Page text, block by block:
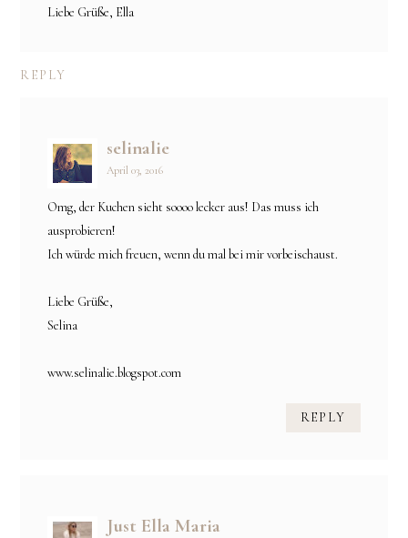
Liebe Grüße, Ella
REPLY
selinalie
April 03, 2016
Omg, der Kuchen sieht soooo lecker aus! Das muss ich
ausprobieren!
Ich würde mich freuen, wenn du mal bei mir vorbeischaust.
Liebe Grüße,
Selina
www.selinalie.blogspot.com
REPLY
Just Ella Maria